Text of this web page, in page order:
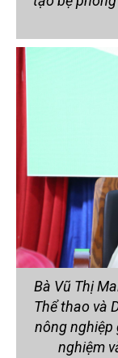
Bà Vũ Thị
Thể thao và
nông nghiệp
nghiệm